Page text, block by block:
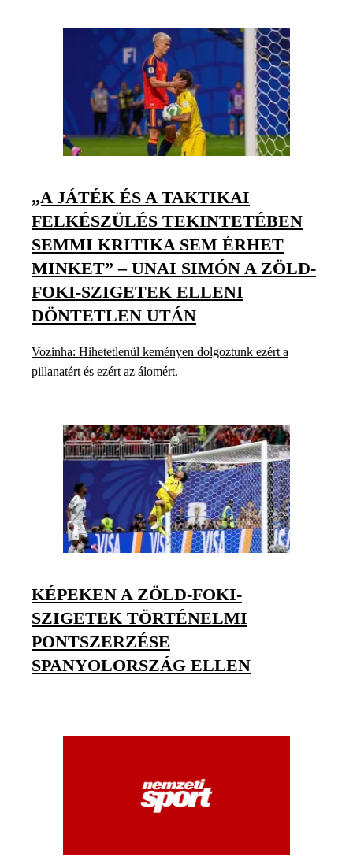
„A JÁTÉK ÉS A TAKTIKAI
FELKÉSZÜLÉS TEKINTETÉBEN
SEMMI KRITIKA SEM ÉRHET
MINKET” – UNAI SIMÓN A ZÖLD-
FOKI-SZIGETEK ELLENI
DÖNTETLEN UTÁN
Vozinha: Hihetetlenül keményen dolgoztunk ezért a
pillanatért és ezért az álomért.
KÉPEKEN A ZÖLD-FOKI-
SZIGETEK TÖRTÉNELMI
PONTSZERZÉSE
SPANYOLORSZÁG ELLEN